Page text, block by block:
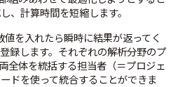
、計算時間を短縮します。
を入れたら瞬時に結果が返ってく
録します。それぞれの解析分野のプ
全体を統括する担当者（＝プロジェ
ドを使って統合することができま